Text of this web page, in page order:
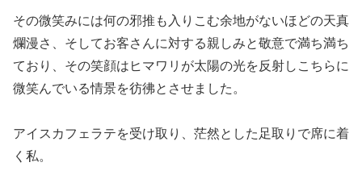
その微笑みには何の邪推も入りこむ余地がないほどの天真
爛漫さ、そしてお客さんに対する親しみと敬意で満ち満ち
ており、その笑顔はヒマワリが太陽の光を反射しこちらに
微笑んでいる情景を彷彿とさせました。
アイスカフェラテを受け取り、茫然とした足取りで席に着
く私。